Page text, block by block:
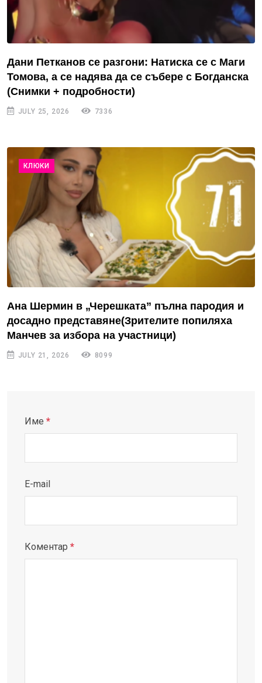
Дани Петканов се разгони: Натиска се с Маги
Томова, а се надява да се събере с Богданска
(Снимки + подробности)
JULY 25, 2026 7336
КЛЮКИ
Ана Шермин в „Черешката” пълна пародия и
досадно представяне(Зрителите попиляха
Манчев за избора на участници)
JULY 21, 2026 8099
Име *
E-mail
Коментар *